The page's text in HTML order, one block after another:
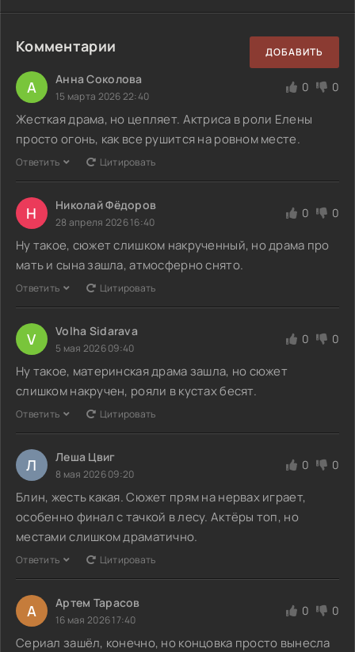
Комментарии ДОБАВИТЬ
А Анна Соколова
15 марта 2026 22:40
0 0
Жесткая драма, но цепляет. Актриса в роли Елены
просто огонь, как все рушится на ровном месте.
Ответить Цитировать
Н Николай Фёдоров
28 апреля 2026 16:40
0 0
Ну такое, сюжет слишком накрученный, но драма про
мать и сына зашла, атмосферно снято.
Ответить Цитировать
V Volha Sidarava
5 мая 2026 09:40
0 0
Ну такое, материнская драма зашла, но сюжет
слишком накручен, рояли в кустах бесят.
Ответить Цитировать
Л Леша Цвиг
8 мая 2026 09:20
0 0
Блин, жесть какая. Сюжет прям на нервах играет,
особенно финал с тачкой в лесу. Актёры топ, но
местами слишком драматично.
Ответить Цитировать
А Артем Тарасов
16 мая 2026 17:40
0 0
Сериал зашёл, конечно, но концовка просто вынесла